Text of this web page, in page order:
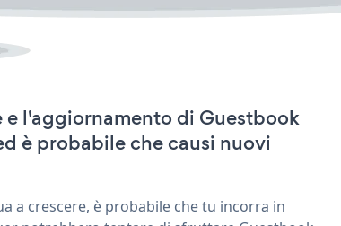
l'aggiornamento di Guestbook
è probabile che causi nuovi
a crescere, è probabile che tu incorra in